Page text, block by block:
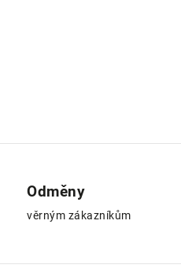
Odměny
věrným zákazníkům